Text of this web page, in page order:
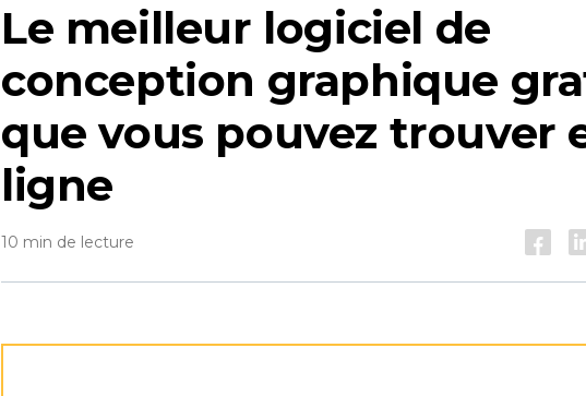
Le meilleur logiciel de
conception graphique
que vous pouvez trouver
ligne
10 min de lecture